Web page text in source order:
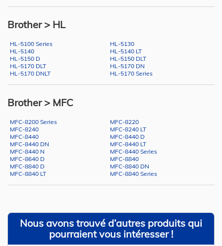
Brother > HL
HL-5100 Series
HL-5130
HL-5140
HL-5140 LT
HL-5150 D
HL-5150 DLT
HL-5170 DLT
HL-5170 DN
HL-5170 DNLT
HL-5170 Series
Brother > MFC
MFC-8200 Series
MFC-8220
MFC-8240
MFC-8240 LT
MFC-8440
MFC-8440 D
MFC-8440 DN
MFC-8440 LT
MFC-8440 N
MFC-8440 Series
MFC-8640 D
MFC-8840
MFC-8840 D
MFC-8840 DN
MFC-8840 LT
MFC-8840 Series
Nous avons trouvé d’autres produits qui
pourraient vous intéresser !